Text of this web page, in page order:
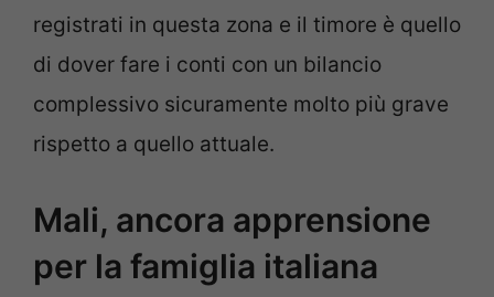
registrati in questa zona e il timore è quello
di dover fare i conti con un bilancio
complessivo sicuramente molto più grave
rispetto a quello attuale.
Mali, ancora apprensione
per la famiglia italiana